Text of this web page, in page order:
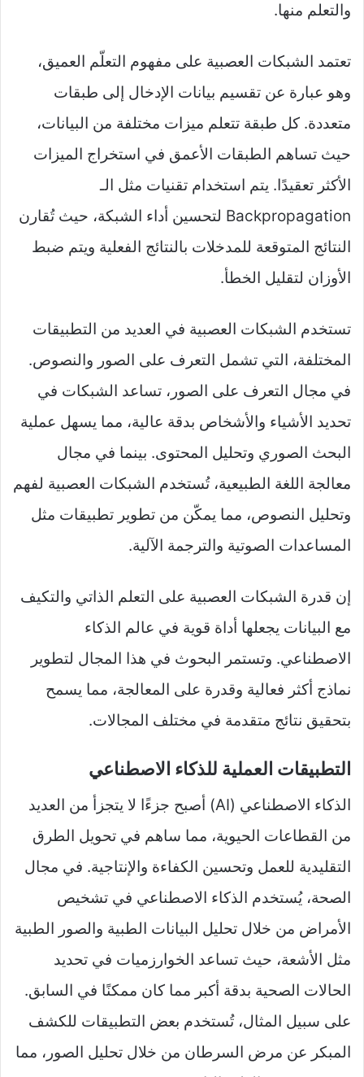
والتعلم منها.
تعتمد الشبكات العصبية على مفهوم التعلّم العميق،
وهو عبارة عن تقسيم بيانات الإدخال إلى طبقات
متعددة. كل طبقة تتعلم ميزات مختلفة من البيانات،
حيث تساهم الطبقات الأعمق في استخراج الميزات
الأكثر تعقيدًا. يتم استخدام تقنيات مثل الـ
Backpropagation لتحسين أداء الشبكة، حيث تُقارن
النتائج المتوقعة للمدخلات بالنتائج الفعلية ويتم ضبط
الأوزان لتقليل الخطأ.
تستخدم الشبكات العصبية في العديد من التطبيقات
المختلفة، التي تشمل التعرف على الصور والنصوص.
في مجال التعرف على الصور، تساعد الشبكات في
تحديد الأشياء والأشخاص بدقة عالية، مما يسهل عملية
البحث الصوري وتحليل المحتوى. بينما في مجال
معالجة اللغة الطبيعية، تُستخدم الشبكات العصبية لفهم
وتحليل النصوص، مما يمكّن من تطوير تطبيقات مثل
المساعدات الصوتية والترجمة الآلية.
إن قدرة الشبكات العصبية على التعلم الذاتي والتكيف
مع البيانات يجعلها أداة قوية في عالم الذكاء
الاصطناعي. وتستمر البحوث في هذا المجال لتطوير
نماذج أكثر فعالية وقدرة على المعالجة، مما يسمح
بتحقيق نتائج متقدمة في مختلف المجالات.
التطبيقات العملية للذكاء الاصطناعي
الذكاء الاصطناعي (AI) أصبح جزءًا لا يتجزأ من العديد
من القطاعات الحيوية، مما ساهم في تحويل الطرق
التقليدية للعمل وتحسين الكفاءة والإنتاجية. في مجال
الصحة، يُستخدم الذكاء الاصطناعي في تشخيص
الأمراض من خلال تحليل البيانات الطبية والصور الطبية
مثل الأشعة، حيث تساعد الخوارزميات في تحديد
الحالات الصحية بدقة أكبر مما كان ممكنًا في السابق.
على سبيل المثال، تُستخدم بعض التطبيقات للكشف
المبكر عن مرض السرطان من خلال تحليل الصور، مما